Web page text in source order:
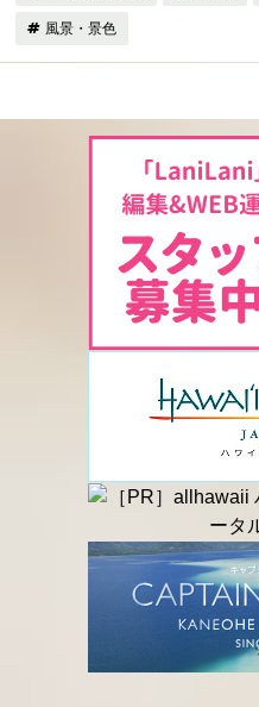
風景・景色